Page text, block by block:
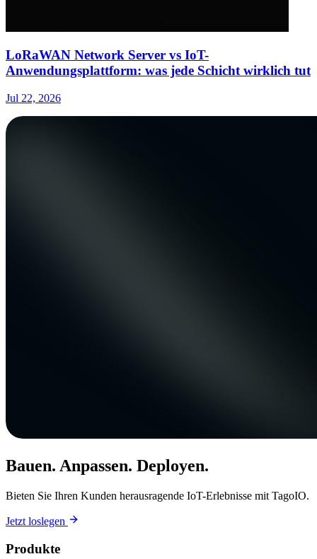
LoRaWAN Network Server vs IoT-
Anwendungsplattform: was jede Schicht wirklich tut
Jul 22, 2026
Bauen. Anpassen. Deployen.
Bieten Sie Ihren Kunden herausragende IoT-Erlebnisse mit TagoIO.
Jetzt loslegen
Produkte